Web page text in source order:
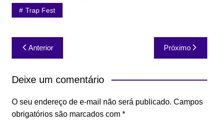
Trap Fest
Navegação
de
Post
Anterior Próximo
Deixe um comentário
O seu endereço de e-mail não será publicado. Campos
obrigatórios são marcados com *